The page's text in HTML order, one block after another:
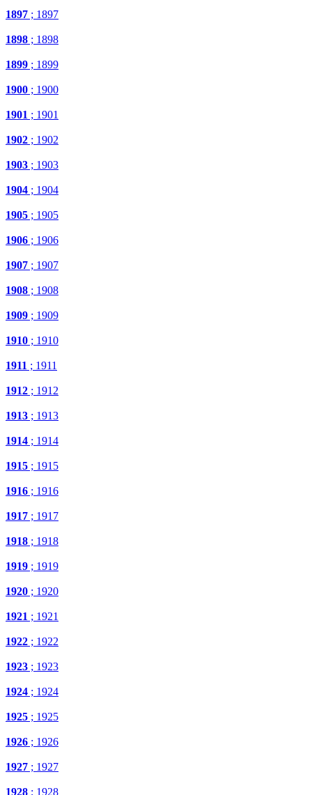
1897 ; 1897
1898 ; 1898
1899 ; 1899
1900 ; 1900
1901 ; 1901
1902 ; 1902
1903 ; 1903
1904 ; 1904
1905 ; 1905
1906 ; 1906
1907 ; 1907
1908 ; 1908
1909 ; 1909
1910 ; 1910
1911 ; 1911
1912 ; 1912
1913 ; 1913
1914 ; 1914
1915 ; 1915
1916 ; 1916
1917 ; 1917
1918 ; 1918
1919 ; 1919
1920 ; 1920
1921 ; 1921
1922 ; 1922
1923 ; 1923
1924 ; 1924
1925 ; 1925
1926 ; 1926
1927 ; 1927
1928 ; 1928